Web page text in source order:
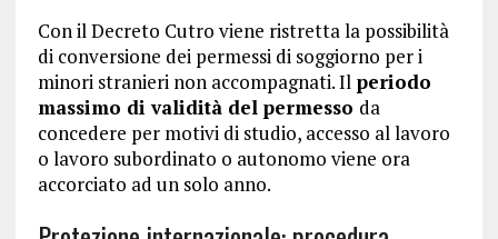
Con il Decreto Cutro viene ristretta la possibilità
di conversione dei permessi di soggiorno per i
minori stranieri non accompagnati. Ilperiodo
massimo di validità del permesso da
concedere per motivi di studio, accesso al lavoro
o lavoro subordinato o autonomo viene ora
accorciato ad un solo anno.